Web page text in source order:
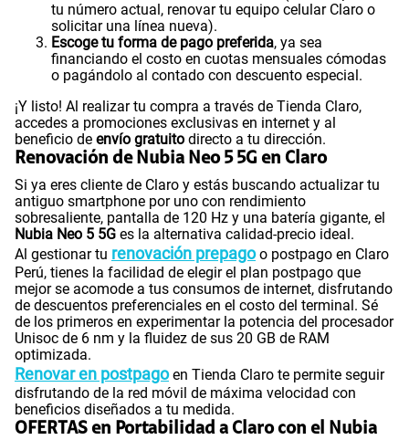
tu número actual, renovar tu equipo celular Claro o
solicitar una línea nueva).
Escoge tu forma de pago preferida, ya sea
financiando el costo en cuotas mensuales cómodas
o pagándolo al contado con descuento especial.
¡Y listo! Al realizar tu compra a través de Tienda Claro,
accedes a promociones exclusivas en internet y al
beneficio de envío gratuito directo a tu dirección.
Renovación de Nubia Neo 5 5G en Claro
Si ya eres cliente de Claro y estás buscando actualizar tu
antiguo smartphone por uno con rendimiento
sobresaliente, pantalla de 120 Hz y una batería gigante, el
Nubia Neo 5 5G es la alternativa calidad-precio ideal.
Al gestionar tu renovación prepagoo postpago en Claro
Perú, tienes la facilidad de elegir el plan postpago que
mejor se acomode a tus consumos de internet, disfrutando
de descuentos preferenciales en el costo del terminal. Sé
de los primeros en experimentar la potencia del procesador
Unisoc de 6 nm y la fluidez de sus 20 GB de RAM
optimizada.
Renovar en postpagoen Tienda Claro te permite seguir
disfrutando de la red móvil de máxima velocidad con
beneficios diseñados a tu medida.
OFERTAS en Portabilidad a Claro con el Nubia